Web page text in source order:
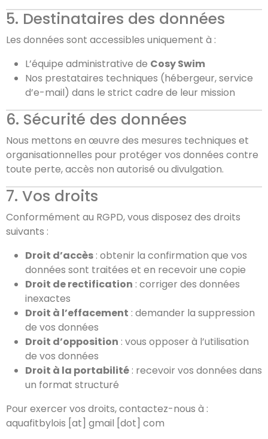
5. Destinataires des données
Les données sont accessibles uniquement à :
L’équipe administrative de Cosy Swim
Nos prestataires techniques (hébergeur, service
d’e-mail) dans le strict cadre de leur mission
6. Sécurité des données
Nous mettons en œuvre des mesures techniques et
organisationnelles pour protéger vos données contre
toute perte, accès non autorisé ou divulgation.
7. Vos droits
Conformément au RGPD, vous disposez des droits
suivants :
Droit d’accès : obtenir la confirmation que vos
données sont traitées et en recevoir une copie
Droit de rectification : corriger des données
inexactes
Droit à l’effacement : demander la suppression
de vos données
Droit d’opposition : vous opposer à l’utilisation
de vos données
Droit à la portabilité : recevoir vos données dans
un format structuré
Pour exercer vos droits, contactez-nous à :
aquafitbylois [at] gmail [dot] com